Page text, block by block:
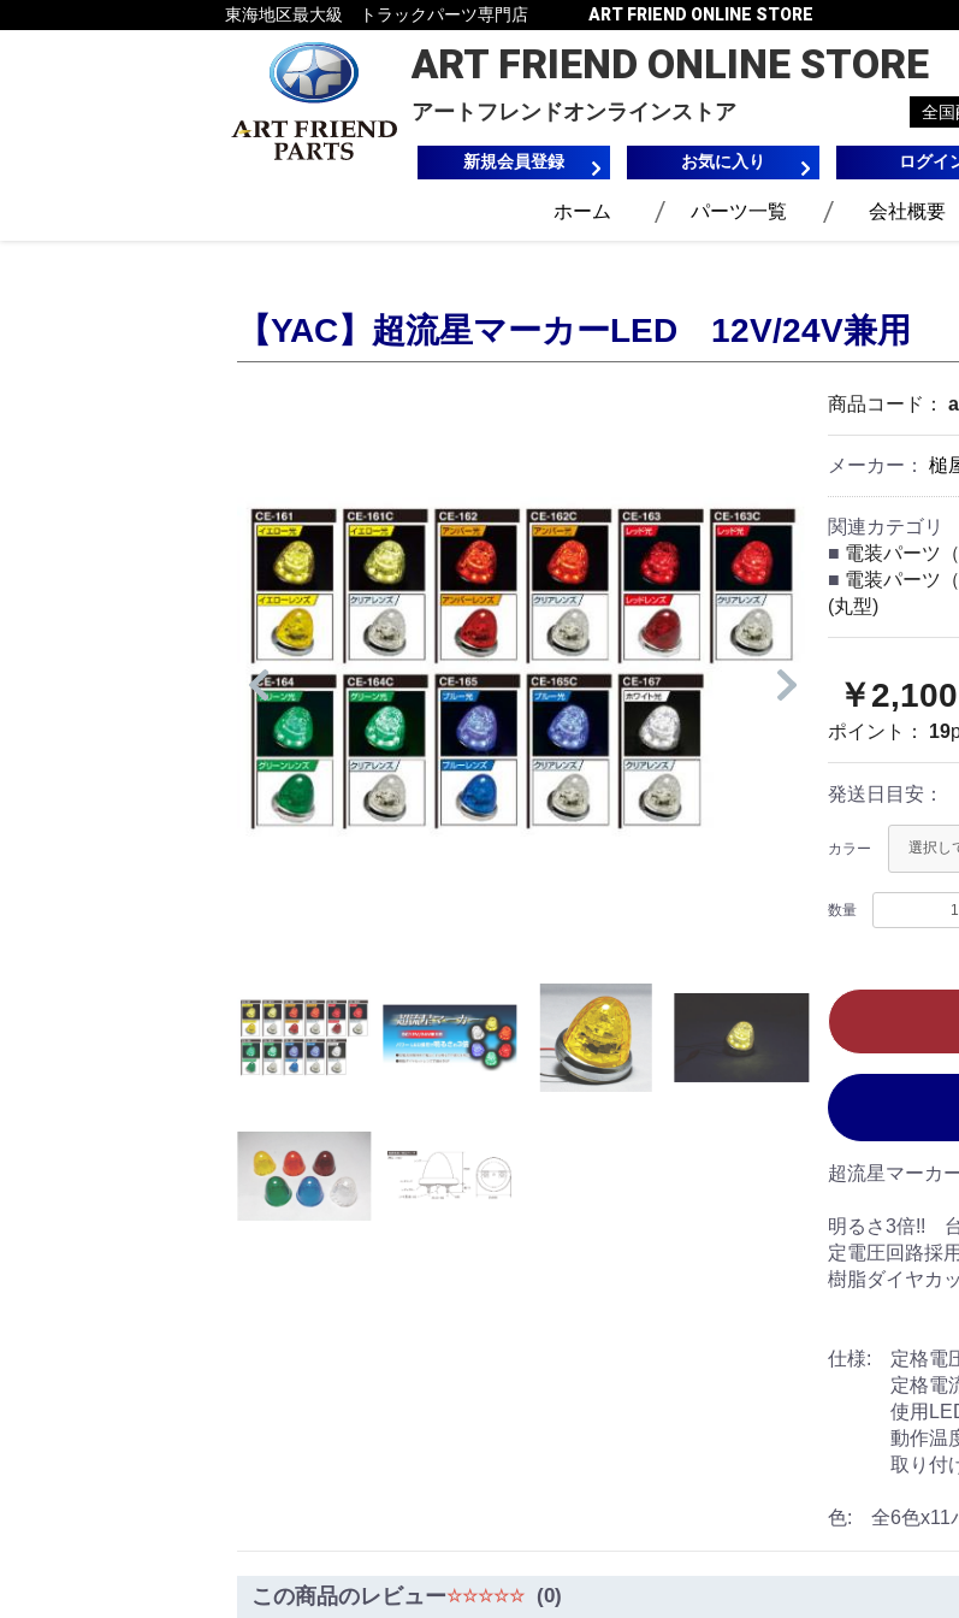
東海地区最大級 トラックパーツ専門店 ART FRIEND ONLINE STORE
ART FRIEND ONLINE STORE
アートフレンドオンラインストア 全国
新規会員登録 お気に入り ログイ
ホーム パーツ一覧 会社概要
【YAC】超流星マーカーLED 12V/24V兼用
商品コード：
メーカー： 槌
関連カテゴリ
電装パーツ
電装パーツ
(丸型)
￥2,100
ポイント： 19
発送日目安：
カラー
数量
超流星マーカ
明るさ3倍!!
定電圧回路採
樹脂ダイヤカ
仕様: 定格電
定格電流:
使用LED
動作温度
取り付け用
色: 全6色x11
この商品のレビュー☆☆☆☆☆ (0)